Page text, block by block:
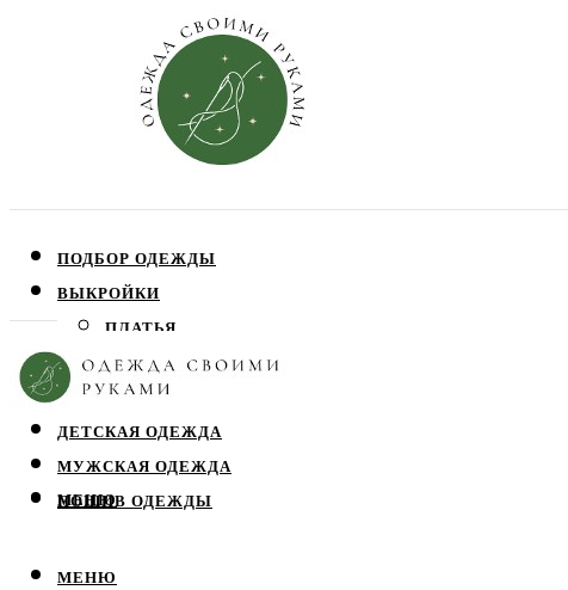
ПОДБОР ОДЕЖДЫ
ВЫКРОЙКИ
ПЛАТЬЯ
ЮБКИ
БЛУЗЫ
ДЕТСКАЯ ОДЕЖДА
МУЖСКАЯ ОДЕЖДА
ПОШИВ ОДЕЖДЫ
МЕНЮ
МЕНЮ